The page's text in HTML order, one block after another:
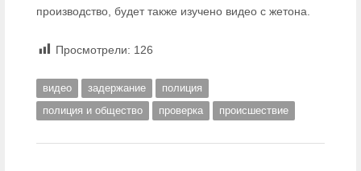
производство, будет также изучено видео с жетона.
Просмотрели: 126
видео задержание
полиция
полиция и общество
проверка происшествие